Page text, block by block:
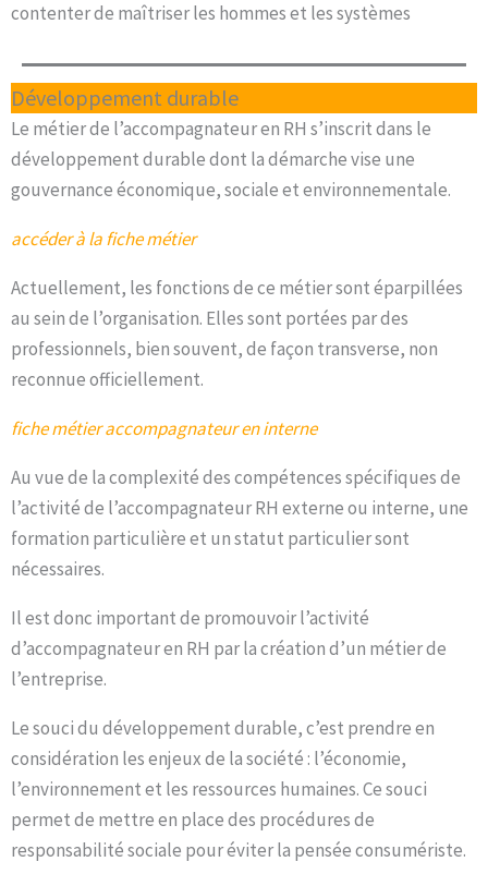
contenter de maîtriser les hommes et les systèmes
Développement durable
Le métier de l’accompagnateur en RH s’inscrit dans le
développement durable dont la démarche vise une
gouvernance économique, sociale et environnementale.
accéder à la fiche métier
Actuellement, les fonctions de ce métier sont éparpillées
au sein de l’organisation. Elles sont portées par des
professionnels, bien souvent, de façon transverse, non
reconnue officiellement.
fiche métier accompagnateur en interne
Au vue de la complexité des compétences spécifiques de
l’activité de l’accompagnateur RH externe ou interne, une
formation particulière et un statut particulier sont
nécessaires.
Il est donc important de promouvoir l’activité
d’accompagnateur en RH par la création d’un métier de
l’entreprise.
Le souci du développement durable, c’est prendre en
considération les enjeux de la société : l’économie,
l’environnement et les ressources humaines. Ce souci
permet de mettre en place des procédures de
responsabilité sociale pour éviter la pensée consumériste.